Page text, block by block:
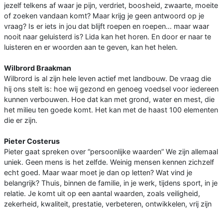
jezelf telkens af waar je pijn, verdriet, boosheid, zwaarte, moeite
of zoeken vandaan komt? Maar krijg je geen antwoord op je
vraag? Is er iets in jou dat blijft roepen en roepen... maar waar
nooit naar geluisterd is? Lida kan het horen. En door er naar te
luisteren en er woorden aan te geven, kan het helen.
Wilbrord Braakman
Wilbrord is al zijn hele leven actief met landbouw. De vraag die
hij ons stelt is: hoe wij gezond en genoeg voedsel voor iedereen
kunnen verbouwen. Hoe dat kan met grond, water en mest, die
het milieu ten goede komt. Het kan met de haast 100 elementen
die er zijn.
Pieter Costerus
Pieter gaat spreken over “persoonlijke waarden” We zijn allemaal
uniek. Geen mens is het zelfde. Weinig mensen kennen zichzelf
echt goed. Maar waar moet je dan op letten? Wat vind je
belangrijk? Thuis, binnen de familie, in je werk, tijdens sport, in je
relatie. Je komt uit op een aantal waarden, zoals veiligheid,
zekerheid, kwaliteit, prestatie, verbeteren, ontwikkelen, vrij zijn